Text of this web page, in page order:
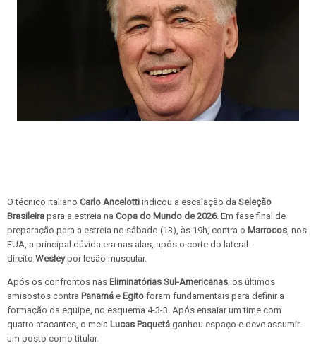
O técnico italiano Carlo Ancelotti indicou a escalação da Seleção
Brasileira para a estreia na Copa do Mundo de 2026. Em fase final de
preparação para a estreia no sábado (13), às 19h, contra o Marrocos , nos
EUA, a principal dúvida era nas alas, após o corte do lateral-
direito Wesleypor lesão muscular.
Após os confrontos nas Eliminatórias Sul-Americanas , os últimos
amisostos contra Panamá e Egito foram fundamentais para definir a
formação da equipe, no esquema 4-3-3. Após ensaiar um time com
quatro atacantes, o meia Lucas Paquetá ganhou espaço e deve assumir
um posto como titular.